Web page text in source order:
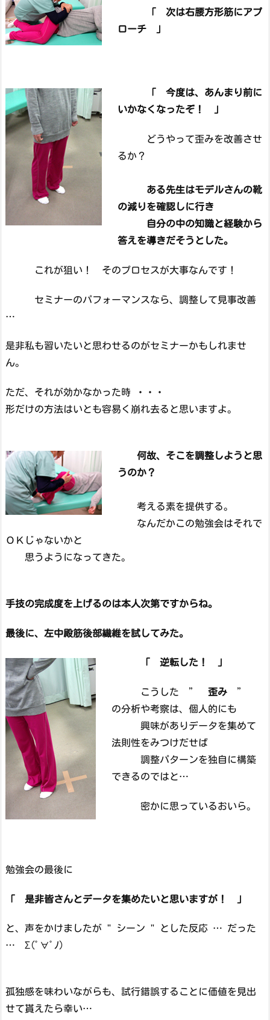
「 次は右腰方形筋にアプ
ローチ 」
「 今度は、あんまり前に
いかなくなったぞ！ 」
どうやって歪みを改善させ
るか？
ある先生はモデルさんの靴
の減りを確認しに行き
自分の中の知識と経験から
答えを導きだそうとした。
これが狙い！ そのプロセスが大事なんです！
セミナーのパフォーマンスなら、調整して見事改善
…
是非私も習いたいと思わせるのがセミナーかもしれませ
ん。
ただ、それが効かなかった時 ・・・
形だけの方法はいとも容易く崩れ去ると思いますよ。
何故、そこを調整しようと思
うのか？
考える素を提供する。
なんだかこの勉強会はそれで
ＯＫじゃないかと
思うようになってきた。
手技の完成度を上げるのは本人次第ですからね。
最後に、左中殿筋後部繊維を試してみた。
「 逆転した！ 」
こうした ” 歪み”
の分析や考察は、個人的にも
興味がありデータを集めて
法則性をみつけだせば
調整パターンを独自に構築
できるのではと…
密かに思っているおいら。
勉強会の最後に
「 是非皆さんとデータを集めたいと思いますが！ 」
と、声をかけましたが " シーン " とした反応 … だった
… Σ(ﾟ∀ﾟﾉ)
孤独感を味わいながらも、試行錯誤することに価値を見出
せて貰えたら幸い…